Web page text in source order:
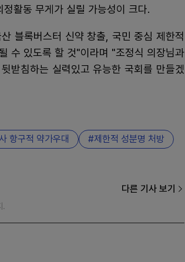
활동 무게가 실릴 가능성이 크다.
블록버스터 신약 창출, 국민 중심 제한적
수 있도록 할 것"이라며 "조정식 의장님과
받침하는 실력있고 유능한 국회를 만들겠
항구적 약가우대 제한적 성분명 처방
다른 기사 보기
.